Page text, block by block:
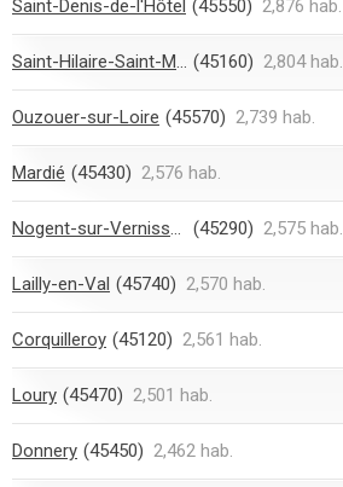
Saint-Denis-de-l'Hôtel (45550) 2,876 hab.
Saint-Hilaire-Saint-Mesmin (45160) 2,804 hab.
Ouzouer-sur-Loire (45570) 2,739 hab.
Mardié (45430) 2,576 hab.
Nogent-sur-Vernisson (45290) 2,575 hab.
Lailly-en-Val (45740) 2,570 hab.
Corquilleroy (45120) 2,561 hab.
Loury (45470) 2,501 hab.
Donnery (45450) 2,462 hab.